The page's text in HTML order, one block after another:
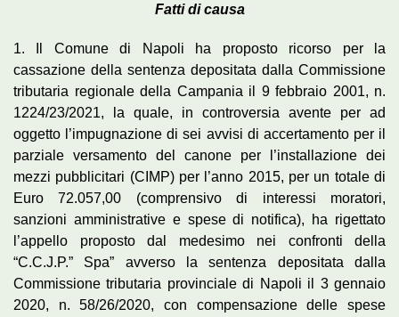
Fatti di causa
1. Il Comune di Napoli ha proposto ricorso per la
cassazione della sentenza depositata dalla Commissione
tributaria regionale della Campania il 9 febbraio 2001, n.
1224/23/2021, la quale, in controversia avente per ad
oggetto l’impugnazione di sei avvisi di accertamento per il
parziale versamento del canone per l’installazione dei
mezzi pubblicitari (CIMP) per l’anno 2015, per un totale di
Euro 72.057,00 (comprensivo di interessi moratori,
sanzioni amministrative e spese di notifica), ha rigettato
l’appello proposto dal medesimo nei confronti della
“C.C.J.P.” Spa” avverso la sentenza depositata dalla
Commissione tributaria provinciale di Napoli il 3 gennaio
2020, n. 58/26/2020, con compensazione delle spese